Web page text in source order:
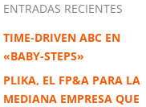
ENTRADAS RECIENTES
TIME-DRIVEN ABC EN
«BABY-STEPS»
PLIKA, EL FP&A PARA LA
MEDIANA EMPRESA QUE